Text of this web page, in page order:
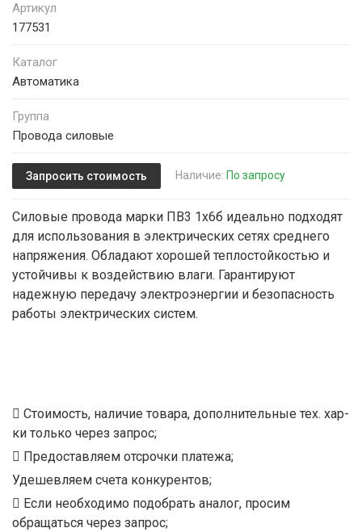
Артикул
177531
Каталог
Автоматика
Группа
Провода силовые
Запросить стоимость Наличие: По запросу
Силовые провода марки ПВ3 1х6б идеально подходят
для использования в электрических сетях среднего
напряжения. Обладают хорошей теплостойкостью и
устойчивы к воздействию влаги. Гарантируют
надежную передачу электроэнергии и безопасность
работы электрических систем.
Стоимость, наличие товара, дополнительные тех. хар-
ки только через запрос;
Предоставляем отсрочки платежа;
Удешевляем счета конкурентов;
Если необходимо подобрать аналог, просим
обращаться через запрос;